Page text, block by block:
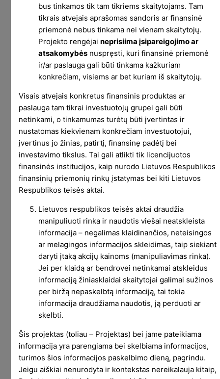
nesportuoji jaunystės metus, atrodo, kad nieko
čia baisaus. Bet sulaukus 50ties supranti, kad
reikėjo sportuoti, nes dabar nei viena kūno dalis
normaliai neveikia.
Progresas lėtas. Viską reikia daryti po truputį,
nuosaikiai. Sunkaus bei nuoseklaus darbo
rezultatai pasijaučia tik po ilgo laiko. Greitų
magiškų sprendimų nėra.
Norint pasiekti tikslus, būtina turėti daug
disciplinos, skirti laiko ir kitų resursų. Negalima
tiesiog kartais pasportuoti, o kartais ne ir tikėtis,
kad kažkas iš tokio atmestino požiūrio gausis.
Visiškai kaip investavime. Keista, kad tai supratau
tik dabar. Bet gal dar ne vėlu.
Facebooke įžadus sportui daviau vasario 13
dieną. Tuo įrašu pasižadėjau per mėnesį
sportuodamas sudeginti 10 kcal. Iki vasario
pabaigos tiek pasiekti nepavyko, bet per tas
kelias savaites pajudėjau neblogai:
bus tinkamos tik tam tikriems skaitytojams. Tam
tikrais atvejais aprašomas sandoris ar finansinė
priemonė nebus tinkama nei vienam skaitytojų.
Projekto rengėjaineprisiima įsipareigojimo ar
atsakomybės nuspręsti, kuri finansinė priemonė
ir/ar paslauga gali būti tinkama kažkuriam
konkrečiam, visiems ar bet kuriam iš skaitytojų.
Visais atvejais konkretus finansinis produktas ar
paslauga tam tikrai investuotojų grupei gali būti
netinkami, o tinkamumas turėtų būti įvertintas ir
nustatomas kiekvienam konkrečiam investuotojui,
įvertinus jo žinias, patirtį, finansinę padėtį bei
investavimo tikslus. Tai gali atlikti tik licencijuotos
finansinės institucijos, kaip nurodo Lietuvos Respublikos
finansinių priemonių rinkų įstatymas bei kiti Lietuvos
Respublikos teisės aktai.
Lietuvos respublikos teisės aktai draudžia
manipuliuoti rinka ir naudotis viešai neatskleista
informacija – negalimas klaidinančios, neteisingos
ar melagingos informacijos skleidimas, taip siekiant
daryti įtaką akcijų kainoms (manipuliavimas rinka).
Jei per klaidą ar bendrovei netinkamai atskleidus
informaciją žiniasklaidai skaitytojai galimai sužinos
per biržą nepaskelbtą informaciją, tai tokia
informacija draudžiama naudotis, ją perduoti ar
skelbti.
Šis projektas (toliau – Projektas) bei jame pateikiama
informacija yra parengiama bei skelbiama informacijos,
turimos šios informacijos paskelbimo dieną, pagrindu.
Jeigu aiškiai nenurodyta ir kontekstas nereikalauja kitaip,